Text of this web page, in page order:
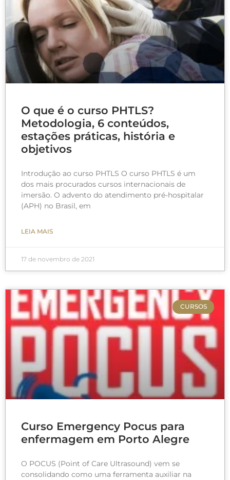
O que é o curso PHTLS?
Metodologia, 6 conteúdos,
estações práticas, história e
objetivos
Introdução ao curso PHTLS O curso PHTLS é um
dos mais procurados cursos internacionais de
imersão. O advento do atendimento pré-hospitalar
(APH) no Brasil, em
LEIA MAIS
17 de novembro de 2021
CURSOS
Curso Emergency Pocus para
enfermagem em Porto Alegre
O POCUS (​Point of Care Ultrasound) vem se
consolidando como uma ferramenta auxiliar na